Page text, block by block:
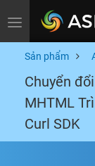
Toggle navigation
Sản phẩm
Chuyển
MHTML
Curl SDK